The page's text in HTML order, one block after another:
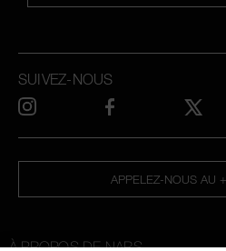
APPELEZ-NOUS AU
À PROPOS DE NARS
SUIVEZ-NOUS